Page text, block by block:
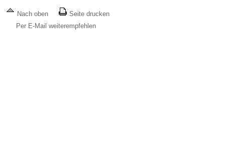
Nach oben
Seite drucken
Per E-Mail weiterempfehlen